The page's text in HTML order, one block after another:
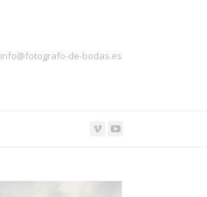
info@fotografo-de-bodas.es